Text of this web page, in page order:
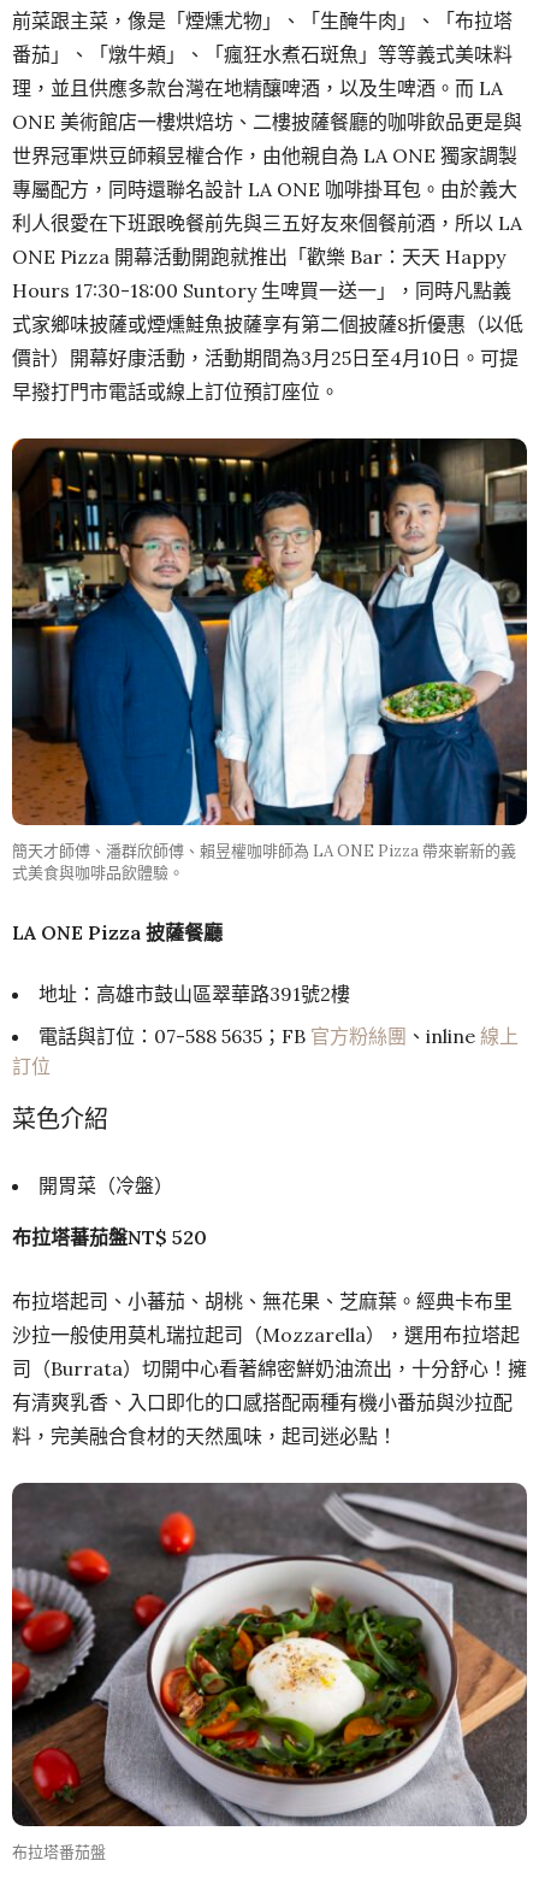
前菜跟主菜，像是「煙燻尤物」、「生醃牛肉」、「布拉塔
番茄」、「燉牛頰」、「瘋狂水煮石斑魚」等等義式美味料
理，並且供應多款台灣在地精釀啤酒，以及生啤酒。而 LA
ONE 美術館店一樓烘焙坊、二樓披薩餐廳的咖啡飲品更是與
世界冠軍烘豆師賴昱權合作，由他親自為 LA ONE 獨家調製
專屬配方，同時還聯名設計 LA ONE 咖啡掛耳包。由於義大
利人很愛在下班跟晚餐前先與三五好友來個餐前酒，所以 LA
ONE Pizza 開幕活動開跑就推出「歡樂 Bar：天天 Happy
Hours 17:30-18:00 Suntory 生啤買一送一」，同時凡點義
式家鄉味披薩或煙燻鮭魚披薩享有第二個披薩8折優惠（以低
價計）開幕好康活動，活動期間為3月25日至4月10日。可提
早撥打門市電話或線上訂位預訂座位。
簡天才師傅、潘群欣師傅、賴昱權咖啡師為 LA ONE Pizza 帶來嶄新的義
式美食與咖啡品飲體驗。
LA ONE Pizza 披薩餐廳
地址：高雄市鼓山區翠華路391號2樓
電話與訂位：07-588 5635；FB 官方粉絲團 、inline 線上
訂位
菜色介紹
開胃菜（冷盤）
布拉塔蕃茄盤NT$ 520
布拉塔起司、小蕃茄、胡桃、無花果、芝麻葉。經典卡布里
沙拉一般使用莫札瑞拉起司（Mozzarella），選用布拉塔起
司（Burrata）切開中心看著綿密鮮奶油流出，十分舒心！擁
有清爽乳香、入口即化的口感搭配兩種有機小番茄與沙拉配
料，完美融合食材的天然風味，起司迷必點！
布拉塔番茄盤